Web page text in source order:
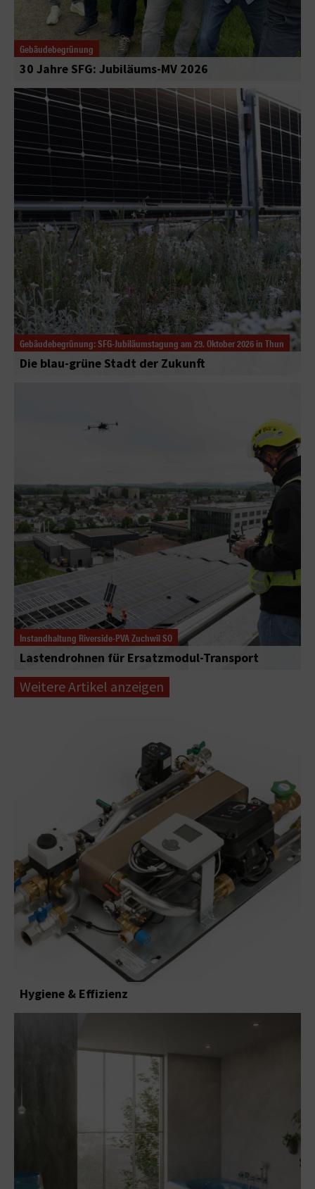
30 Jahre SFG: Jubiläums-MV 2026
Gebäudebegrünung
Die blau-grüne Stadt der Zukunft
Gebäudebegrünung: SFG-Jubiläumstagung am 29. Oktober 2026 in Thun
Lastendrohnen für Ersatzmodul-Transport
Instandhaltung Riverside-PVA Zuchwil SO
Weitere Artikel anzeigen
Hygiene & Effizienz